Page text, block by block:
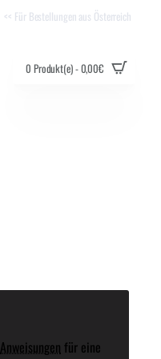
<< Für Bestellungen aus Österreich
0 Produkt(e) - 0,00€
Anweisungen für eine